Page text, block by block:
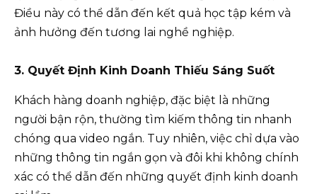
Điều này có thể dẫn đến kết quả học tập kém và
ảnh hưởng đến tương lai nghề nghiệp.
3. Quyết Định Kinh Doanh Thiếu Sáng Suốt
Khách hàng doanh nghiệp, đặc biệt là những
người bận rộn, thường tìm kiếm thông tin nhanh
chóng qua video ngắn. Tuy nhiên, việc chỉ dựa vào
những thông tin ngắn gọn và đôi khi không chính
xác có thể dẫn đến những quyết định kinh doanh